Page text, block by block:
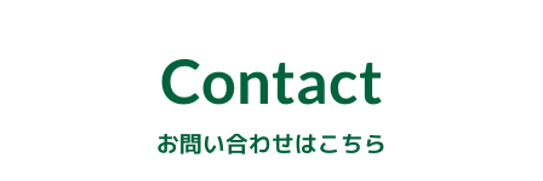
Contact
お問い合わせはこちら